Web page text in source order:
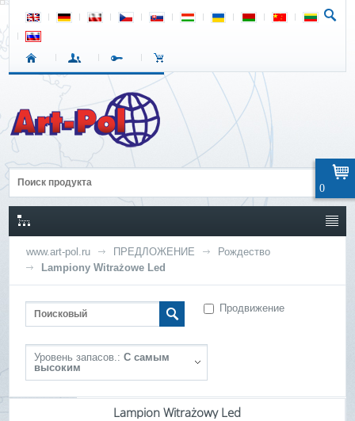
www.art-pol.ru ПРЕДЛОЖЕНИЕ
Рождество
Lampiony Witrażowe Led
Продвижение
Уровень запасов.: С самым
высоким
Lampion Witrażowy Led
0